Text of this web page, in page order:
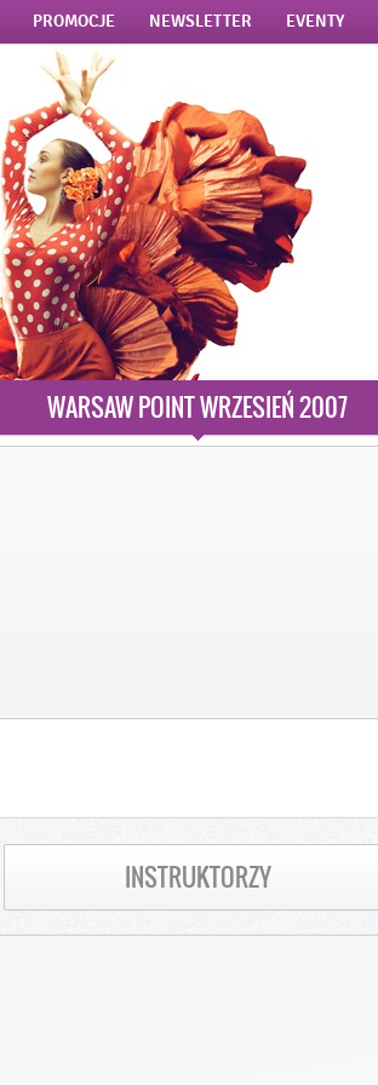
PROMOCJE NEWSLETTER EVENTY
WARSAW POINT WRZESIEŃ 2007
INSTRUKTORZY